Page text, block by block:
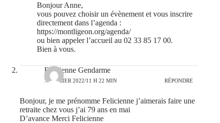
Bonjour Anne,
vous pouvez choisir un évènement et vous inscrire
directement dans l’agenda :
https://montligeon.org/agenda/
ou bien appeler l’accueil au 02 33 85 17 00.
Bien à vous.
Felicienne Gendarme
7 FÉVRIER 2022/11 H 22 MIN RÉPONDRE
Bonjour, je me prénomme Felicienne j’aimerais faire une
retraite chez vous j’ai 79 ans en mai
D’avance Merci Felicienne